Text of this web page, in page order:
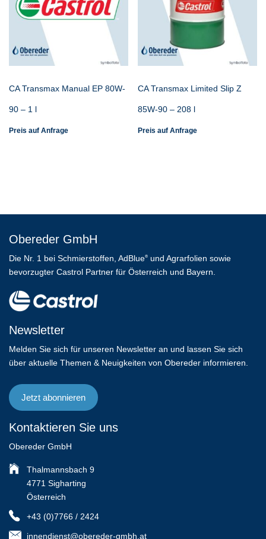
CA Transmax Manual EP 80W-
90 – 1 l
Preis auf Anfrage
CA Transmax Limited Slip Z
85W-90 – 208 l
Preis auf Anfrage
Obereder GmbH
Die Nr. 1 bei Schmierstoffen, AdBlue®
und Agrarfolien sowie
bevorzugter Castrol Partner für Österreich und Bayern.
Newsletter
Melden Sie sich für unseren Newsletter an und lassen Sie sich
über aktuelle Themen & Neuigkeiten von Obereder informieren.
Jetzt abonnieren
Kontaktieren Sie uns
Obereder GmbH
Thalmannsbach 9
4771 Sigharting
Österreich
+43 (0)7766 / 2424
innendienst@obereder-gmbh.at